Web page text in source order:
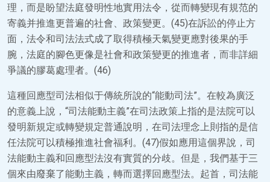
理，而是盼望法庭發明性地實用法令，從而轉變現有規范的
寄義并推進更普遍的社會、政策變更。(45)在訴訟的停止方
面，法令和司法法式成了取得積極天氣變更應對後果的手
腕，法庭的腳色更像是社會和政策變更的推進者，而非詳細
爭議的膠葛處理者。(46)
這種回應型司法相似于傳統所說的“能動司法”。在較為廣泛
的意義上說，“司法能動主義”在司法政策上指的是法院可以
發明新規定或轉變規定普通說明，在司法理念上則指的是信
任法院可以積極推進社會福利。(47)假如應用這個界說，司
法能動主義和回應型法沒有實質的分歧。但是，我們基于三
個來由廢棄了能動主義，轉而選擇回應型法。起首，司法能